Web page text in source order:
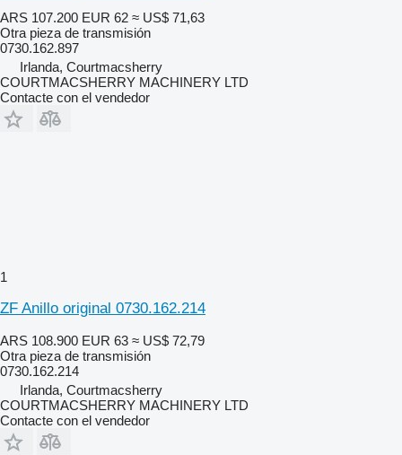
ARS 107.200 EUR 62 ≈ US$ 71,63
Otra pieza de transmisión
0730.162.897
Irlanda, Courtmacsherry
COURTMACSHERRY MACHINERY LTD
Contacte con el vendedor
1
ZF Anillo original 0730.162.214
ARS 108.900 EUR 63 ≈ US$ 72,79
Otra pieza de transmisión
0730.162.214
Irlanda, Courtmacsherry
COURTMACSHERRY MACHINERY LTD
Contacte con el vendedor